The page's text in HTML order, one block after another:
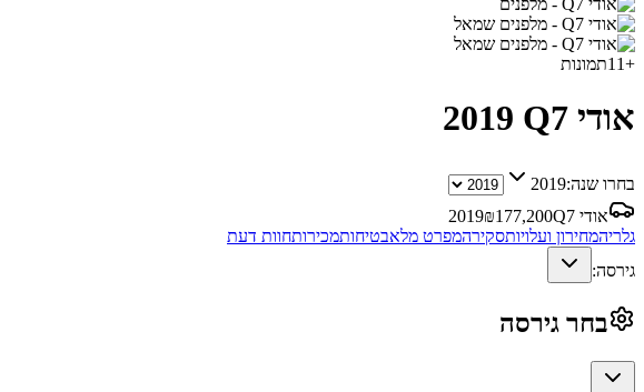
+
11תמונות
אודי Q7 2019
בחרו שנה:2019
אודי Q7
2019₪177,200
גלריהמחירון ועלויותסקירהמפרט מלאבטיחותמכירותחוות דעת
גירסה:
בחר גירסה